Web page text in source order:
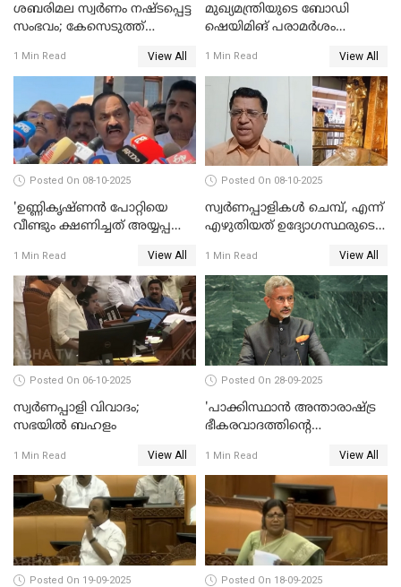
ശബരിമല സ്വര്‍ണം നഷ്ടപ്പെട്ട
സംഭവം; കേസെടുത്ത്
ഉത്തരവിട്ട് ഹൈക്കോടതി
WATCH VIDEO
1 Min Read View All
മുഖ്യമന്ത്രിയുടെ ബോഡി
ഷെയിമിങ് പരാമര്‍ശം
പ്രതിപക്ഷം WATCH VIDEO
1 Min Read View All
Posted On 08-10-2025
'ഉണ്ണികൃഷ്ണന്‍ പോറ്റിയെ
വീണ്ടും ക്ഷണിച്ചത് അയ്യപ്പ
അടിച്ചുമാറ്റാനാണെന്ന്
സംശയമുണ്ട്'; വി ഡി
സതീശൻ
1 Min Read View All
Posted On 08-10-2025
സ്വർണപ്പാളികൾ ചെമ്പ്, എന്ന്
എഴുതിയത് ഉദ്യോഗസ്ഥരുടെ
ടി.കെ.രാജഗോപാല്‍
1 Min Read View All
Posted On 06-10-2025
സ്വർണപ്പാളി വിവാദം;
സഭയിൽ ബഹളം
1 Min Read View All
Posted On 28-09-2025
'പാക്കിസ്ഥാന്‍ അന്താരാഷ്ട്ര
ഭീകരവാദത്തിന്റെ
ജയശങ്കര്‍
1 Min Read View All
Posted On 19-09-2025 Posted On 18-09-2025